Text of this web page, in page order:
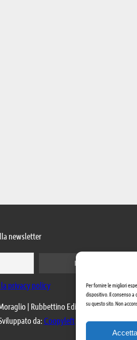
Per fornire le migliori
dispositivo. Il consenso
su questo sito. Non
Accetta
newsletter
privacy policy
| Rubbettino Editore srl
da: Coopyleft